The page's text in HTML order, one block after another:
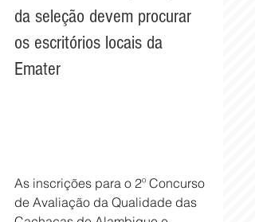
da seleção devem procurar
os escritórios locais da
Emater
As inscrições para o 2º Concurso
de Avaliação da Qualidade das